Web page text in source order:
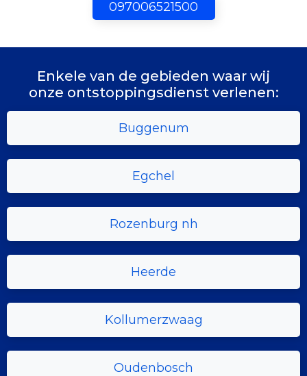
097006521500
Enkele van de gebieden waar wij
onze ontstoppingsdienst verlenen:
Buggenum
Egchel
Rozenburg nh
Heerde
Kollumerzwaag
Oudenbosch